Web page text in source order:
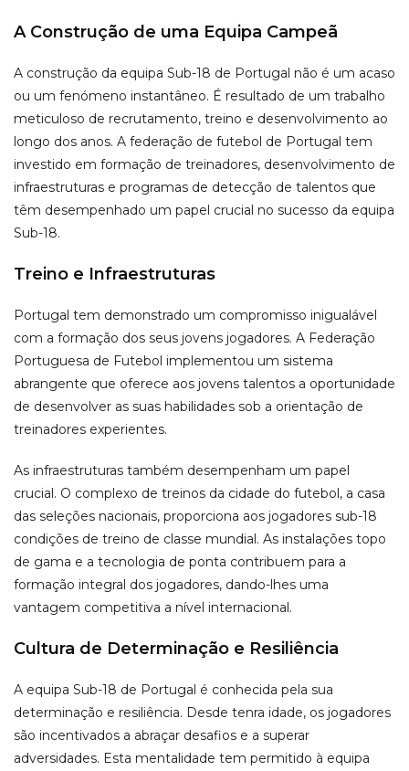
A Construção de uma Equipa Campeã
A construção da equipa Sub-18 de Portugal não é um acaso
ou um fenómeno instantâneo. É resultado de um trabalho
meticuloso de recrutamento, treino e desenvolvimento ao
longo dos anos. A federação de futebol de Portugal tem
investido em formação de treinadores, desenvolvimento de
infraestruturas e programas de detecção de talentos que
têm desempenhado um papel crucial no sucesso da equipa
Sub-18.
Treino e Infraestruturas
Portugal tem demonstrado um compromisso inigualável
com a formação dos seus jovens jogadores. A Federação
Portuguesa de Futebol implementou um sistema
abrangente que oferece aos jovens talentos a oportunidade
de desenvolver as suas habilidades sob a orientação de
treinadores experientes.
As infraestruturas também desempenham um papel
crucial. O complexo de treinos da cidade do futebol, a casa
das seleções nacionais, proporciona aos jogadores sub-18
condições de treino de classe mundial. As instalações topo
de gama e a tecnologia de ponta contribuem para a
formação integral dos jogadores, dando-lhes uma
vantagem competitiva a nível internacional.
Cultura de Determinação e Resiliência
A equipa Sub-18 de Portugal é conhecida pela sua
determinação e resiliência. Desde tenra idade, os jogadores
são incentivados a abraçar desafios e a superar
adversidades. Esta mentalidade tem permitido à equipa